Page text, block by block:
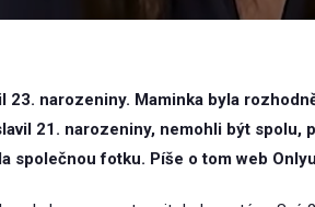
narozeniny. Maminka byla
21. narozeniny, nemohli být spolu,
společnou fotku. Píše o tom web